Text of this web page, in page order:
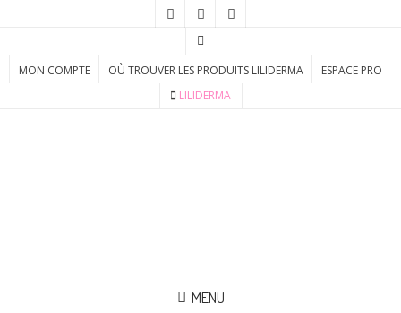
MON COMPTE OÙ TROUVER LES PRODUITS LILIDERMA
ESPACE PRO
LILIDERMA
MENU